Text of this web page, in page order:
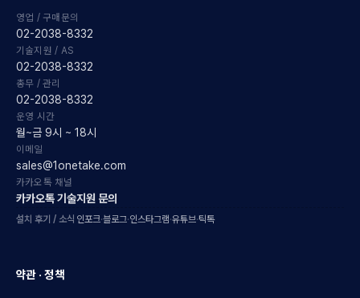
영업 / 구매문의
02-2038-8332
기술지원 / AS
02-2038-8332
총무 / 관리
02-2038-8332
운영 시간
월~금 9시 ~ 18시
이메일
sales@1onetake.com
카카오톡 채널
카카오톡 기술지원 문의
설치 후기 / 소식 인포크·블로그·인스타그램·유튜브·틱톡
약관 · 정책